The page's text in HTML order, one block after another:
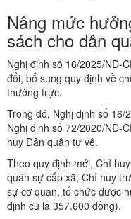
Nâng mức
sách cho dân
Nghị định số 16/2025/NĐ-
đổi, bổ sung quy định về
thường trực.
Trong đó, Nghị định số
Nghị định số 72/2020/NĐ-
huy Dân quân tự vệ.
Theo quy định mới, Chỉ
quân sự cấp xã; Chỉ huy
sự cơ quan, tổ chức được
định cũ là 357.600 đồng).